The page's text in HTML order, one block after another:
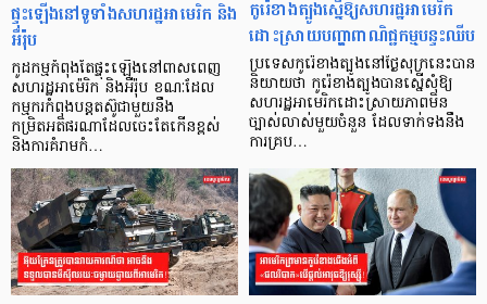
ផ្ទុះឡើងនៅទូទាំងសហរដ្ឋអាមេរិក និង
អឺរ៉ុប
កូដកម្មកំពុងតែផ្ទុះឡើងនៅពាសពេញ
សហរដ្ឋអាម៉េរិក និងអឺរ៉ុប ខណៈដែល
កម្មករកំពុងបន្តតស៊ូជាមួយនឹង
កម្រិតអតិផរណាដែលចេះតែកើនខ្ពស់
និងការគំរាមកំ…
កូរ៉េខាងត្បូងស្នើឱ្យសហរដ្ឋអាមេរិក
ដោះស្រាយបញ្ហាពាណិជ្ជកម្មបន្ទះឈីប
ប្រទេសកូរ៉េខាងត្បូងនៅថ្ងៃសុក្រនេះបាន
និយាយថា កូរ៉េខាងត្បូងបានស្នើសុំឱ្យ
សហរដ្ឋអាមេរិកដោះស្រាយភាពមិន
ច្បាស់លាស់មួយចំនួន ដែលទាក់ទងនឹង
ការគ្រប…